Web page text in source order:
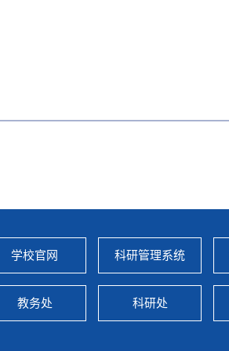
学校官网 科研管理系统
教务处 科研处